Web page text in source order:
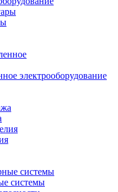
электрооборудование
системы